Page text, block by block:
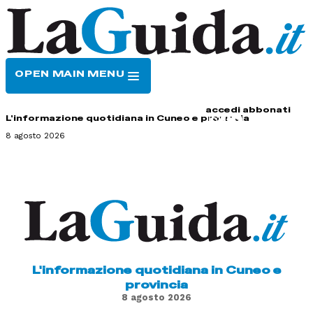
OPEN MAIN MENU
accedi abbonati
L'informazione quotidiana in Cuneo e provincia
8 agosto 2026
L'informazione quotidiana in Cuneo e
provincia
8 agosto 2026